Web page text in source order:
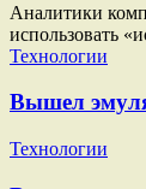
Аналитики
использовать
Технологии
Вышел
Технологии